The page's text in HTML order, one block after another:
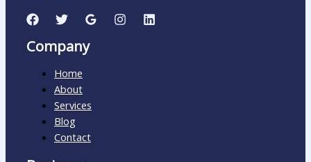
Company
Home
About
Services
Blog
Contact